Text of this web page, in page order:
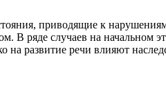
приводящие к
В ряде случаев на
на развитие речи влияют